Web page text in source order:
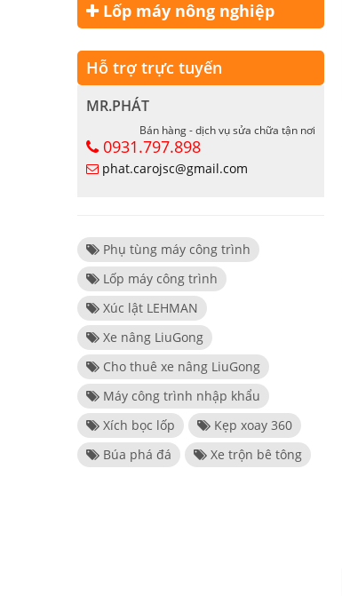
Lốp máy nông nghiệp
Hỗ trợ trực tuyến
MR.PHÁT
Bán hàng - dịch vụ sửa chữa tận nơi
0931.797.898
phat.carojsc@gmail.com
Phụ tùng máy công trình
Lốp máy công trình
Xúc lật LEHMAN
Xe nâng LiuGong
Cho thuê xe nâng LiuGong
Máy công trình nhập khẩu
Xích bọc lốp
Kẹp xoay 360
Búa phá đá
Xe trộn bê tông